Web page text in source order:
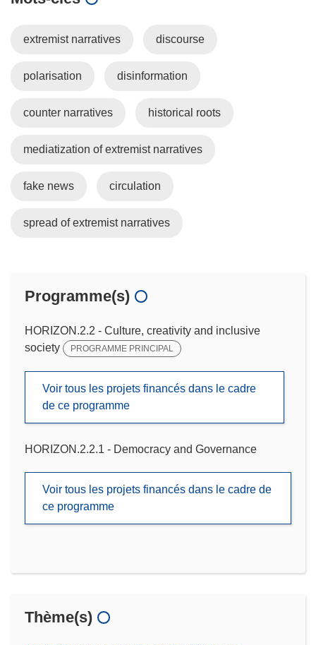
extremist narratives discourse
polarisation disinformation
counter narratives historical roots
mediatization of extremist narratives
fake news circulation
spread of extremist narratives
Programme(s)
HORIZON.2.2 - Culture, creativity and inclusive
society
PROGRAMME PRINCIPAL
Voir tous les projets financés dans le cadre
de ce programme
HORIZON.2.2.1 - Democracy and Governance
Voir tous les projets financés dans le cadre de
ce programme
Thème(s)